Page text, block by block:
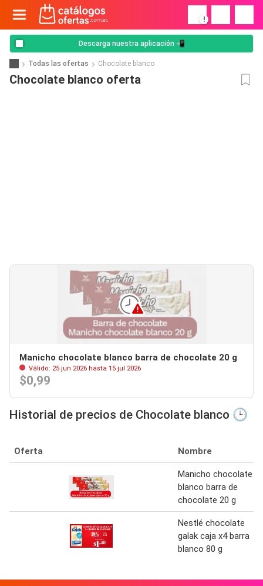
!
Descarga nuestra aplicación 📲
Todas las ofertas Chocolate blanco
Chocolate blanco oferta
Manicho chocolate blanco barra de chocolate 20 g
Válido: 25 jun 2026 hasta 15 jul 2026
$0,99
Historial de precios de Chocolate blanco 🕒
Oferta Nombre
Manicho chocolate
blanco barra de
chocolate 20 g
Nestlé chocolate
galak caja x4 barra
blanco 80 g